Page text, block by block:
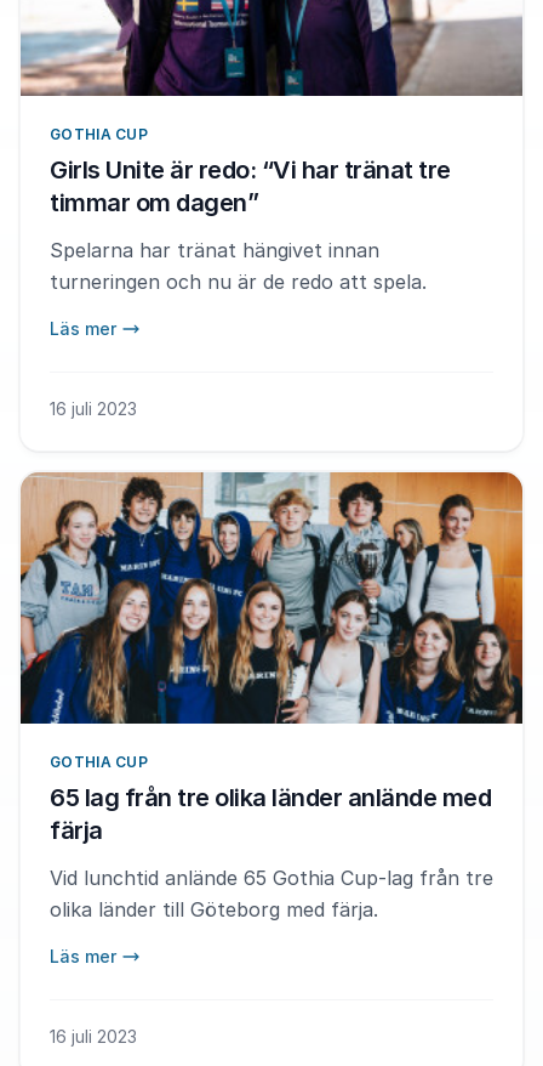
GOTHIA CUP
Girls Unite är redo: “Vi har tränat tre
timmar om dagen”
Spelarna har tränat hängivet innan
turneringen och nu är de redo att spela.
Läs mer
16 juli 2023
GOTHIA CUP
65 lag från tre olika länder anlände med
färja
Vid lunchtid anlände 65 Gothia Cup-lag från tre
olika länder till Göteborg med färja.
Läs mer
16 juli 2023